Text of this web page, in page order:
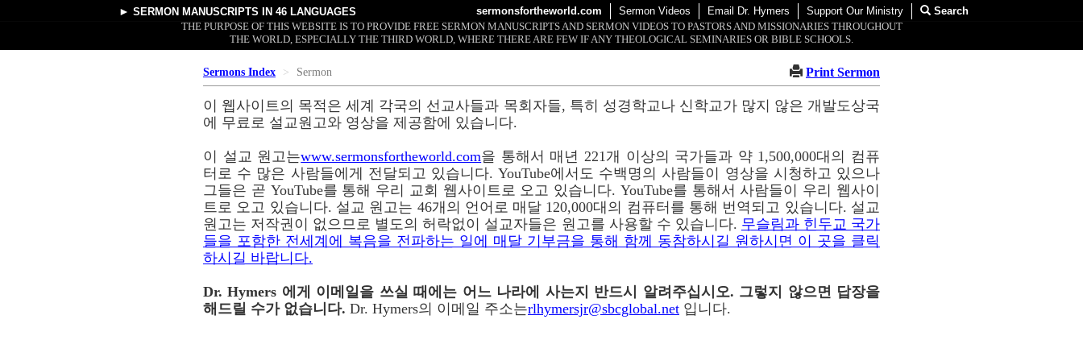
► SERMON MANUSCRIPTS IN 46 LANGUAGES sermonsfortheworld.com Sermon Videos Email Dr. Hymers Support Our Ministry
Search
THE PURPOSE OF THIS WEBSITE IS TO PROVIDE FREE SERMON MANUSCRIPTS AND SERMON VIDEOS TO PASTORS AND MISSIONARIES THROUGHOUT
THE WORLD, ESPECIALLY THE THIRD WORLD, WHERE THERE ARE FEW IF ANY THEOLOGICAL SEMINARIES OR BIBLE SCHOOLS.
Sermons Index Sermon Print Sermon
이 웹사이트의 목적은 세계 각국의 선교사들과 목회자들, 특히 성경학교나 신학교가 많지 않은 개발도상국
에 무료로 설교원고와 영상을 제공함에 있습니다.
이 설교 원고는www.sermonsfortheworld.com을 통해서 매년 221개 이상의 국가들과 약 1,500,000대의 컴퓨
터로 수 많은 사람들에게 전달되고 있습니다. YouTube에서도 수백명의 사람들이 영상을 시청하고 있으나
그들은 곧 YouTube를 통해 우리 교회 웹사이트로 오고 있습니다. YouTube를 통해서 사람들이 우리 웹사이
트로 오고 있습니다. 설교 원고는 46개의 언어로 매달 120,000대의 컴퓨터를 통해 번역되고 있습니다. 설교
원고는 저작권이 없으므로 별도의 허락없이 설교자들은 원고를 사용할 수 있습니다. 무슬림과 힌두교 국가
들을 포함한 전세계에 복음을 전파하는 일에 매달 기부금을 통해 함께 동참하시길 원하시면 이 곳을 클릭
하시길 바랍니다.
Dr. Hymers 에게 이메일을 쓰실 때에는 어느 나라에 사는지 반드시 알려주십시오. 그렇지 않으면 답장을
해드릴 수가 없습니다. Dr. Hymers의 이메일 주소는rlhymersjr@sbcglobal.net 입니다.